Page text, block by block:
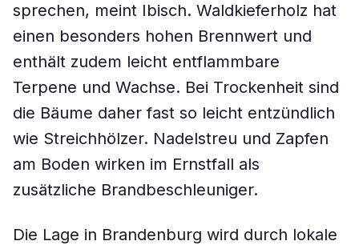
sprechen, meint Ibisch. Waldkieferholz hat
einen besonders hohen Brennwert und
enthält zudem leicht entflammbare
Terpene und Wachse. Bei Trockenheit sind
die Bäume daher fast so leicht entzündlich
wie Streichhölzer. Nadelstreu und Zapfen
am Boden wirken im Ernstfall als
zusätzliche Brandbeschleuniger.
Die Lage in Brandenburg wird durch lokale